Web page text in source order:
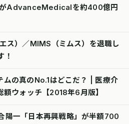
AdvanceMedicalを約400億円
ス）／MIMS（ミムス）を退職し
！
ムの真のNo.1はどこだ？ | 医療介
ウォッチ【2018年6月版】
陽一「日本再興戦略」が半額700